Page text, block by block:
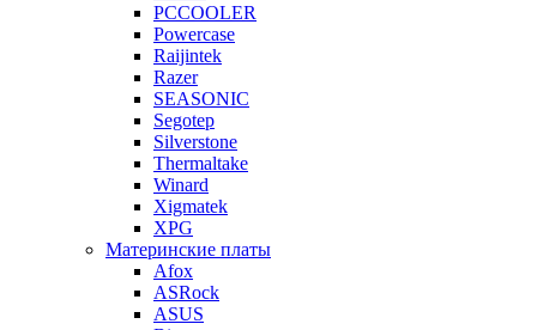
PCCOOLER
Powercase
Raijintek
Razer
SEASONIC
Segotep
Silverstone
Thermaltake
Winard
Xigmatek
XPG
Материнские платы
Afox
ASRock
ASUS